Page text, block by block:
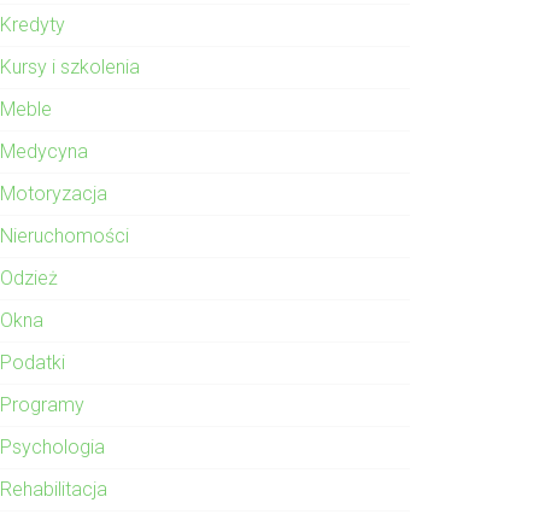
Kredyty
Kursy i szkolenia
Meble
Medycyna
Motoryzacja
Nieruchomości
Odzież
Okna
Podatki
Programy
Psychologia
Rehabilitacja